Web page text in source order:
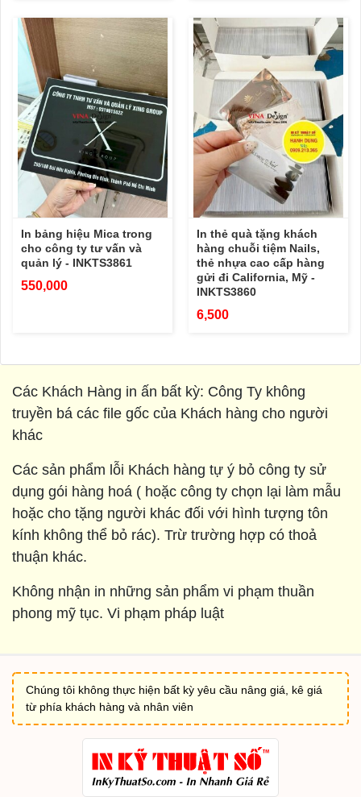
In bảng hiệu Mica trong
cho công ty tư vấn và
quản lý - INKTS3861
550,000
In thẻ quà tặng khách
hàng chuỗi tiệm Nails,
thẻ nhựa cao cấp hàng
gửi đi California, Mỹ -
INKTS3860
6,500
Các Khách Hàng in ấn bất kỳ: Công Ty không
truyền bá các file gốc của Khách hàng cho người
khác
Các sản phẩm lỗi Khách hàng tự ý bỏ công ty sử
dụng gói hàng hoá ( hoặc công ty chọn lại làm mẫu
hoặc cho tặng người khác đối với hình tượng tôn
kính không thể bỏ rác). Trừ trường hợp có thoả
thuận khác.
Không nhận in những sản phẩm vi phạm thuần
phong mỹ tục. Vi phạm pháp luật
Chúng tôi không thực hiện bất kỳ yêu cầu nâng giá, kê giá
từ phía khách hàng và nhân viên